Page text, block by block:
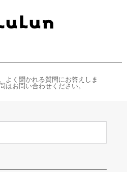
よく聞かれる質問にお答えしま
はお問い合わせください。